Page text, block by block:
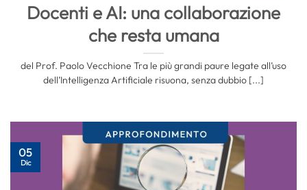
Docenti e AI: una collaborazione
che resta umana
del Prof. Paolo Vecchione Tra le più grandi paure legate all’uso
dell’Intelligenza Artificiale risuona, senza dubbio [...]
05
Dic